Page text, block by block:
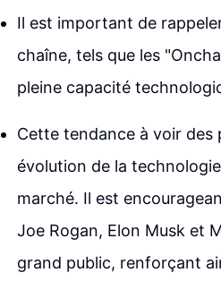
Il est important de
chaîne, tels que les
pleine capacité
Cette tendance à voir des
évolution de la
marché. Il est
Joe Rogan, Elon Musk et
grand public, renforçant